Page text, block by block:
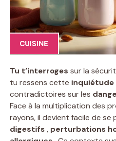
CUISINE
Tu t’interroges sur la
tu ressens cette inquiétude
contradictoires sur les
Face à la multiplication des
rayons, il devient facile de se
digestifs , perturbations